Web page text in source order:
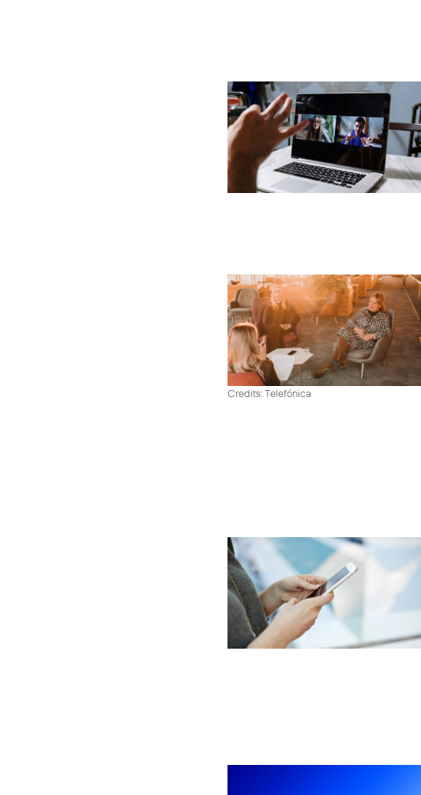
Credits: Telefónica